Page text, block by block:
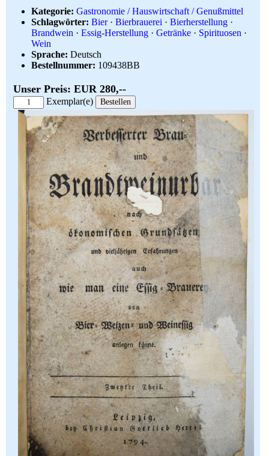
Kategorie: Gastronomie / Hauswirtschaft / Genußmittel
Schlagwörter: Bier· Bierbrauerei · Bierherstellung ·
Brandwein · Essig-Herstellung · Getränke · Spirituosen ·
Wein
Sprache: Deutsch
Bestellnummer: 109438BB
Unser Preis: EUR 280,--
Exemplar(e)